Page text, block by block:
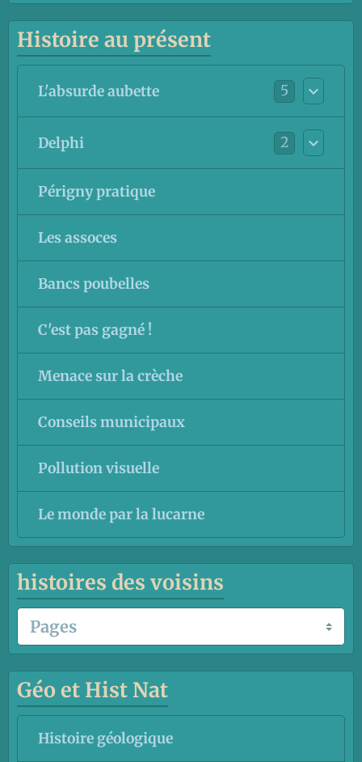
Histoire au présent
L'absurde aubette 5
Delphi 2
Périgny pratique
Les assoces
Bancs poubelles
C'est pas gagné !
Menace sur la crèche
Conseils municipaux
Pollution visuelle
Le monde par la lucarne
histoires des voisins
Géo et Hist Nat
Histoire géologique